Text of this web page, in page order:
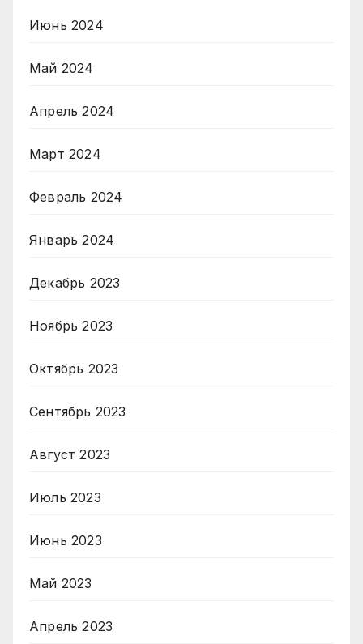
Июнь 2024
Май 2024
Апрель 2024
Март 2024
Февраль 2024
Январь 2024
Декабрь 2023
Ноябрь 2023
Октябрь 2023
Сентябрь 2023
Август 2023
Июль 2023
Июнь 2023
Май 2023
Апрель 2023